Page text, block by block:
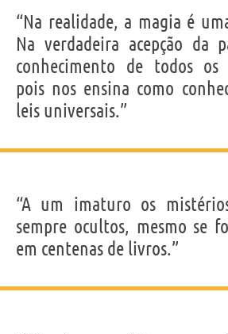
“Na realidade, a magia é
Na verdadeira acepção da
conhecimento de todos os
pois nos ensina como
leis universais.”
“A um imaturo os
sempre ocultos, mesmo se
em centenas de livros.”